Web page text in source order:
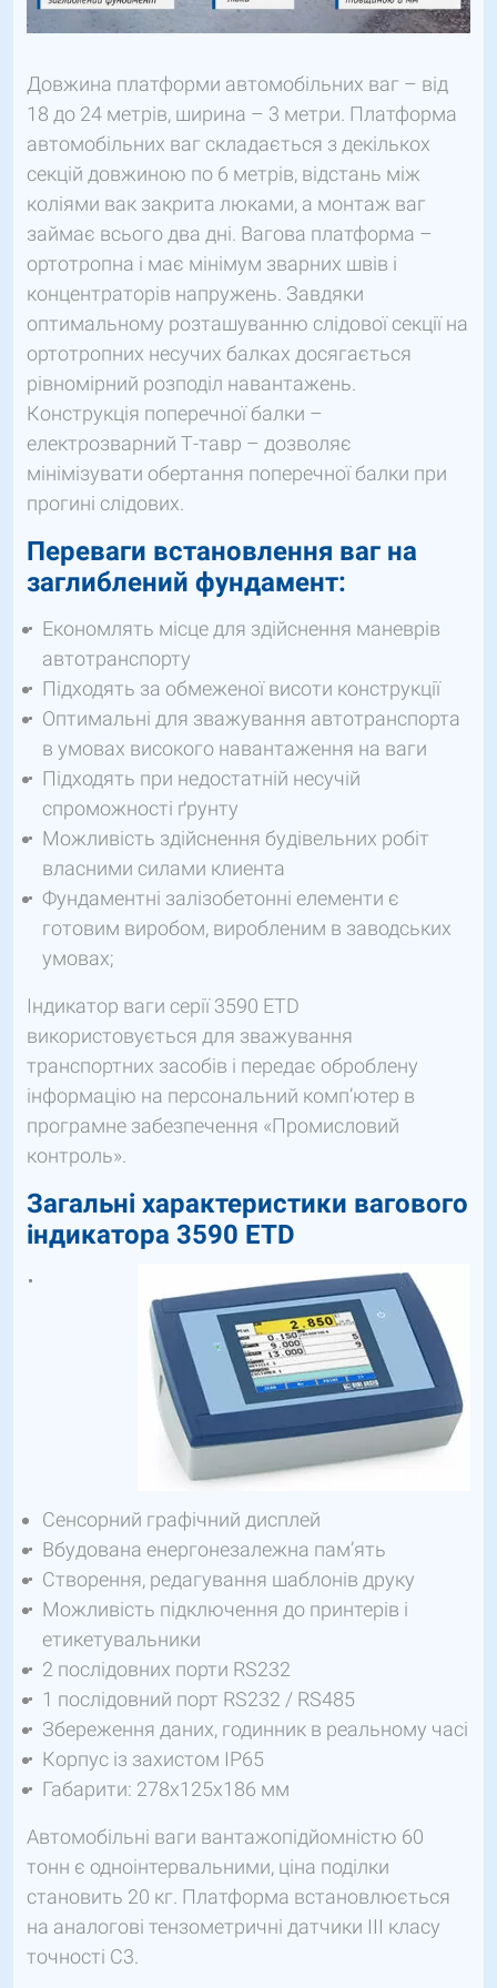
Довжина платформи автомобільних ваг – від
18 до 24 метрів, ширина – 3 метри. Платформа
автомобільних ваг складається з декількох
секцій довжиною по 6 метрів, відстань між
коліями вак закрита люками, а монтаж ваг
займає всього два дні. Вагова платформа –
ортотропна і має мінімум зварних швів і
концентраторів напружень. Завдяки
оптимальному розташуванню слідової секції на
ортотропних несучих балках досягається
рівномірний розподіл навантажень.
Конструкція поперечної балки –
електрозварний Т-тавр – дозволяє
мінімізувати обертання поперечної балки при
прогині слідових.
Переваги встановлення ваг на
заглиблений фундамент:
Економлять місце для здійснення маневрів
автотранспорту
Підходять за обмеженої висоти конструкції
Оптимальні для зважування автотранспорта
в умовах високого навантаження на ваги
Підходять при недостатній несучій
спроможності ґрунту
Можливість здійснення будівельних робіт
власними силами клиента
Фундаментні залізобетонні елементи є
готовим виробом, виробленим в заводських
умовах;
Індикатор ваги серії 3590 ETD
використовується для зважування
транспортних засобів і передає оброблену
інформацію на персональний комп’ютер в
програмне забезпечення «Промисловий
контроль».
Загальні характеристики вагового
індикатора 3590 ETD
Сенсорний графічний дисплей
Вбудована енергонезалежна пам’ять
Створення, редагування шаблонів друку
Можливість підключення до принтерів і
етикетувальники
2 послідовних порти RS232
1 послідовний порт RS232 / RS485
Збереження даних, годинник в реальному часі
Корпус із захистом IP65
Габарити: 278х125х186 мм
Автомобільні ваги вантажопідйомністю 60
тонн є одноінтервальними, ціна поділки
становить 20 кг. Платформа встановлюється
на аналогові тензометричні датчики ІІІ класу
точності C3.